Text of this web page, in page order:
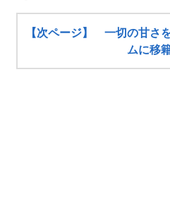
【次ページ】 一切の甘さ
ムに移籍